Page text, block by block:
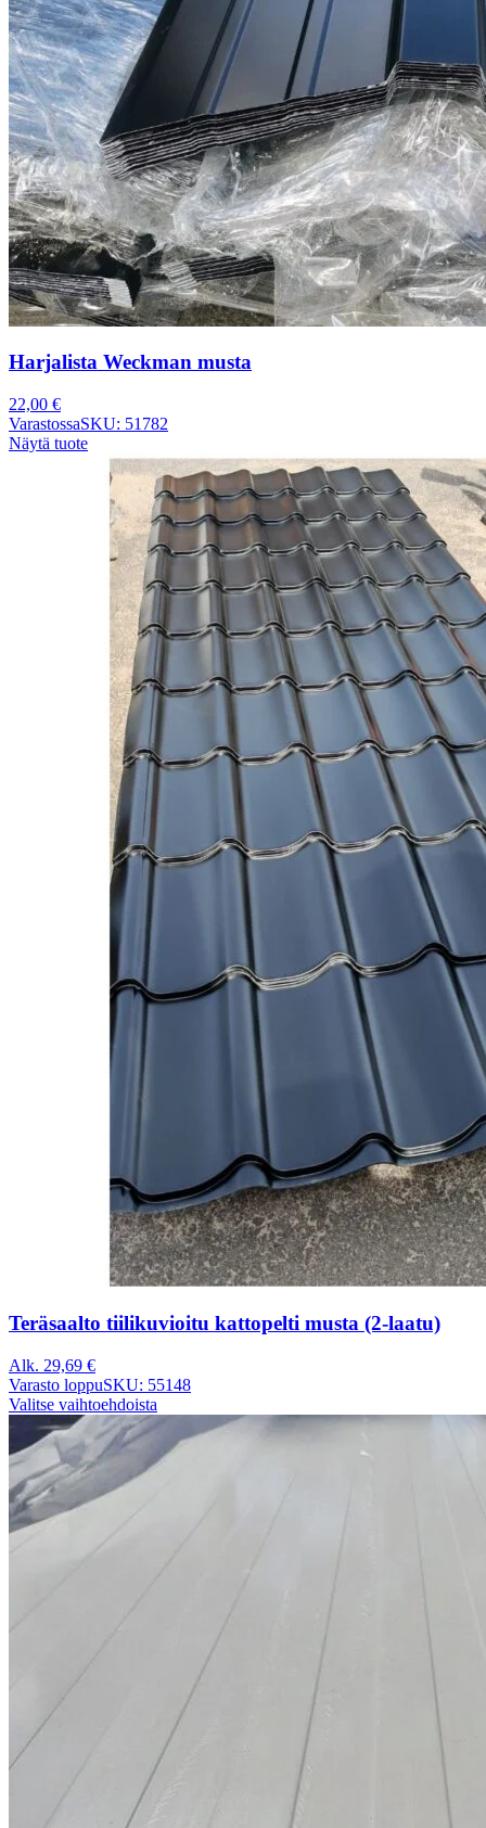
Harjalista Weckman musta
22,00 €
VarastossaSKU: 51782
Näytä tuote
Teräsaalto tiilikuvioitu kattopelti musta (2-laatu)
Alk. 29,69 €
Varasto loppuSKU: 55148
Valitse vaihtoehdoista